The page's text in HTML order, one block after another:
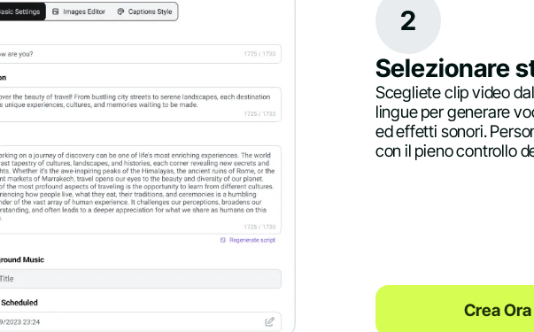
2
Selezionare
Scegliete clip video
lingue per generare
ed effetti sonori.
con il pieno controllo
Crea Ora